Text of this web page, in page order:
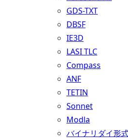
GDS-TXT
DBSF
IE3D
LASI TLC
Compass
ANF
TETIN
Sonnet
Modla
バイナリダイ形